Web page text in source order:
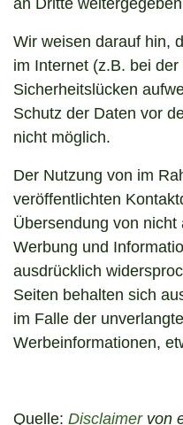
an Dritte
Wir weisen darauf hin,
im Internet (z.B. bei
Sicherheitslücken
Schutz der Daten vor
nicht möglich.
Der Nutzung von im
veröffentlichten
Übersendung von
Werbung und
ausdrücklich
Seiten behalten sich
im Falle der
Werbeinformationen,
Quelle: Disclaimervon